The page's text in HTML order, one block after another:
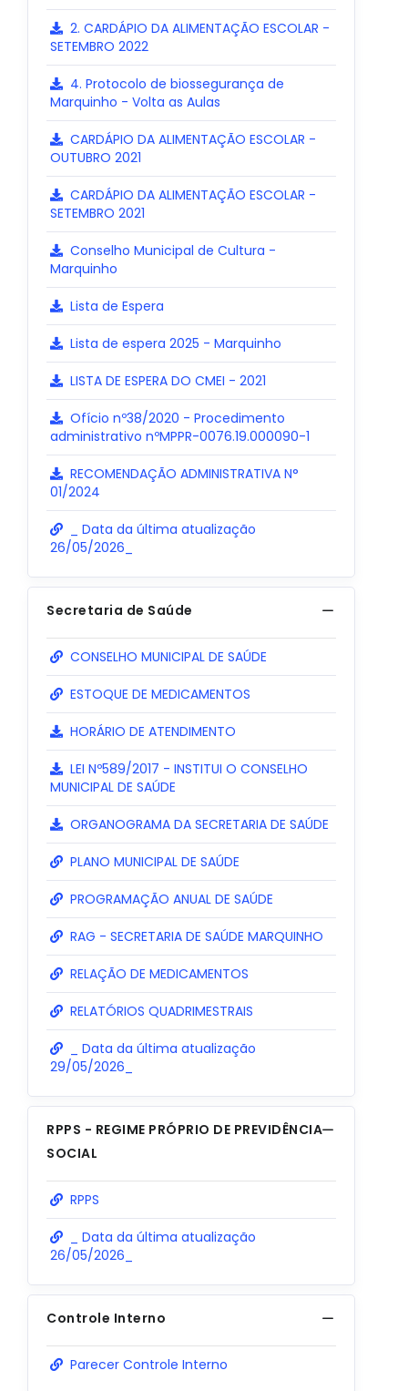
2. CARDÁPIO DA ALIMENTAÇÃO ESCOLAR -
SETEMBRO 2022
4. Protocolo de biossegurança de
Marquinho - Volta as Aulas
CARDÁPIO DA ALIMENTAÇÃO ESCOLAR -
OUTUBRO 2021
CARDÁPIO DA ALIMENTAÇÃO ESCOLAR -
SETEMBRO 2021
Conselho Municipal de Cultura -
Marquinho
Lista de Espera
Lista de espera 2025 - Marquinho
LISTA DE ESPERA DO CMEI - 2021
Ofício nº38/2020 - Procedimento
administrativo nºMPPR-0076.19.000090-1
RECOMENDAÇÃO ADMINISTRATIVA N°
01/2024
_ Data da última atualização
26/05/2026_
Secretaria de Saúde
CONSELHO MUNICIPAL DE SAÚDE
ESTOQUE DE MEDICAMENTOS
HORÁRIO DE ATENDIMENTO
LEI Nº589/2017 - INSTITUI O CONSELHO
MUNICIPAL DE SAÚDE
ORGANOGRAMA DA SECRETARIA DE SAÚDE
PLANO MUNICIPAL DE SAÚDE
PROGRAMAÇÃO ANUAL DE SAÚDE
RAG - SECRETARIA DE SAÚDE MARQUINHO
RELAÇÃO DE MEDICAMENTOS
RELATÓRIOS QUADRIMESTRAIS
_ Data da última atualização
29/05/2026_
RPPS - REGIME PRÓPRIO DE PREVIDÊNCIA
SOCIAL
RPPS
_ Data da última atualização
26/05/2026_
Controle Interno
Parecer Controle Interno